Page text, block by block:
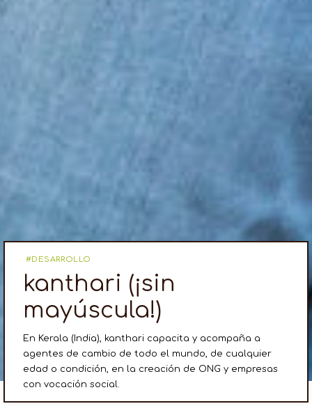
DESARROLLO
kanthari (¡sin
mayúscula!)
En Kerala (India), kanthari capacita y acompaña a
agentes de cambio de todo el mundo, de cualquier
edad o condición, en la creación de ONG y empresas
con vocación social.